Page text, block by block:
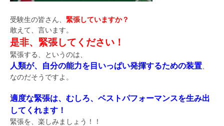
受験生の皆さん、 緊張していますか？
敢えて、言います。
是非、緊張してください！
緊張する、というのは、
人類が、自分の能力を目いっぱい発揮するための装置
なのだそうですよ。
適度な緊張は、むしろ、ベストパフォーマンスを生み出
してくれます！
緊張を、楽しみましょう！！